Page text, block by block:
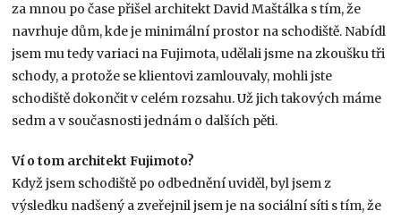
za mnou po čase přišel architekt David Maštálka s tím, že
navrhuje dům, kde je minimální prostor na schodiště. Nabídl
jsem mu tedy variaci na Fujimota, udělali jsme na zkoušku tři
schody, a protože se klientovi zamlouvaly, mohli jste
schodiště dokončit v celém rozsahu. Už jich takových máme
sedm a v současnosti jednám o dalších pěti.
Ví o tom architekt Fujimoto?
Když jsem schodiště po odbednění uviděl, byl jsem z
výsledku nadšený a zveřejnil jsem je na sociální síti s tím, že